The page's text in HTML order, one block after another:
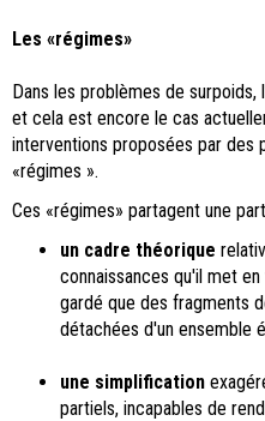
Les «régimes»
Dans les problèmes de
et cela est encore le cas
interventions proposées par des
«régimes ».
Ces «régimes» partagent une
un cadre théorique
connaissances qu'il met
gardé que des fragments
détachées d'un ensemble
une simplification
partiels, incapables de